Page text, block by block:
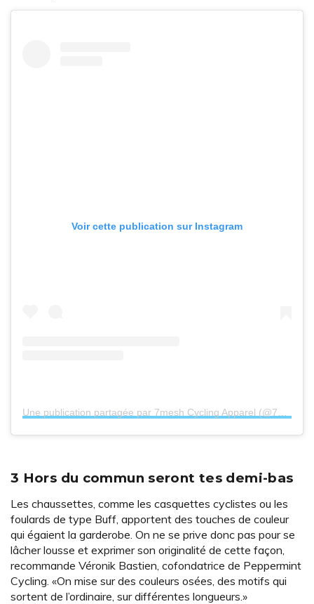
Voir cette publication sur Instagram
3 Hors du commun seront tes demi-bas
Les chaussettes, comme les casquettes cyclistes ou les
foulards de type Buff, apportent des touches de couleur
qui égaient la garderobe. On ne se prive donc pas pour se
lâcher lousse et exprimer son originalité de cette façon,
recommande Véronik Bastien, cofondatrice de Peppermint
Cycling. «On mise sur des couleurs osées, des motifs qui
sortent de l’ordinaire, sur différentes longueurs.»